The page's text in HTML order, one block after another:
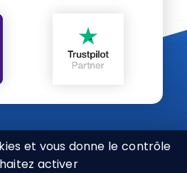
et vous donne le contrôle
activer